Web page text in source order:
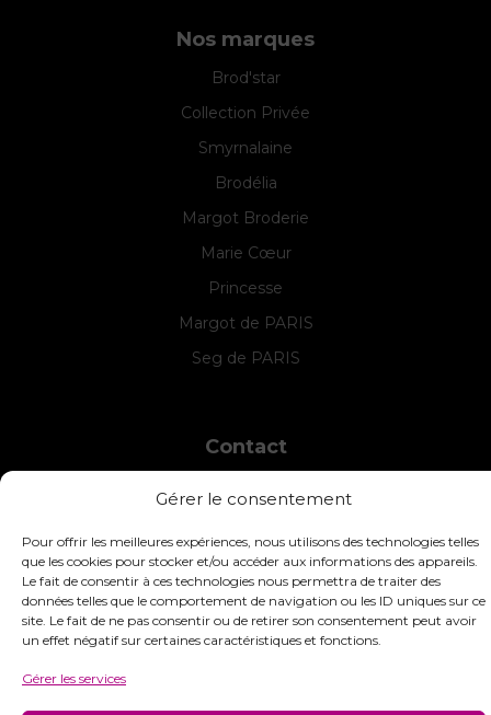
Gérer le consentement
Pour offrir les meilleures expériences, nous utilisons des technologies telles
que les cookies pour stocker et/ou accéder aux informations des appareils.
Le fait de consentir à ces technologies nous permettra de traiter des
données telles que le comportement de navigation ou les ID uniques sur ce
site. Le fait de ne pas consentir ou de retirer son consentement peut avoir
un effet négatif sur certaines caractéristiques et fonctions.
Gérer les services
Nos marques
Brod'star
Collection Privée
Smyrnalaine
Brodélia
Margot Broderie
Marie Cœur
Princesse
Margot de PARIS
Seg de PARIS
Contact
7 Boulevard des Frères Lumière
France
+33 (0)4 74 01 99 80
commandes@interstiss.com